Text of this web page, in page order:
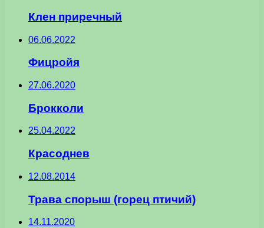
Клен приречный
06.06.2022
Фицройя
27.06.2020
Брокколи
25.04.2022
Красоднев
12.08.2014
Трава спорыш (горец птичий)
14.11.2020